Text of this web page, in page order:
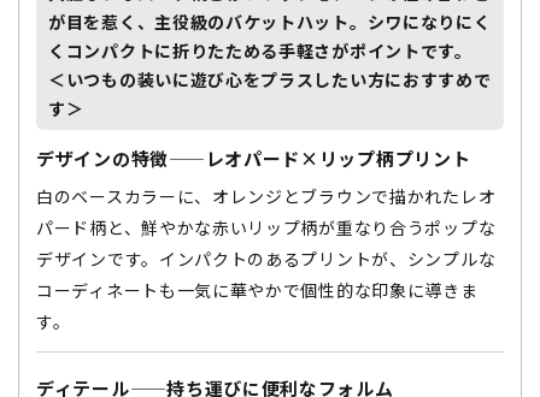
が目を惹く、主役級のバケットハット。 シワになりにく
くコンパクトに折りたためる手軽さ がポイントです。
＜いつもの装いに遊び心をプラスしたい方におすすめで
す＞
デザインの特徴——レオパード×リップ柄プリント
白のベースカラーに、オレンジとブラウンで描かれたレオ
パード柄と、鮮やかな赤いリップ柄が重なり合うポップな
デザインです。インパクトのあるプリントが、シンプルな
コーディネートも一気に華やかで個性的な印象に導きま
す。
ディテール——持ち運びに便利なフォルム